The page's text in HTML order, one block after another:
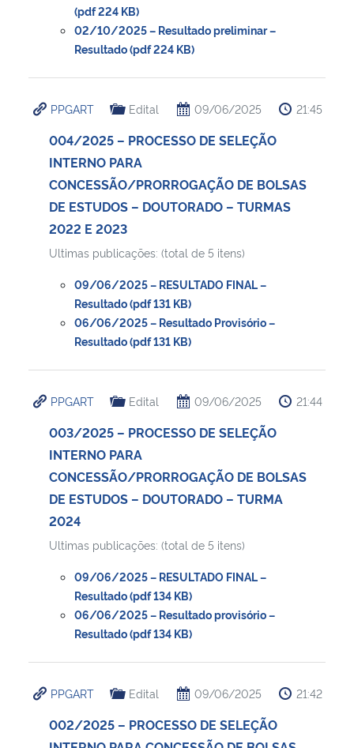
(pdf 224 KB)
02/10/2025 – Resultado preliminar –
Resultado (pdf 224 KB)
PPGART Edital 09/06/2025 21:45
004/2025 – PROCESSO DE SELEÇÃO
INTERNO PARA
CONCESSÃO/PRORROGAÇÃO DE BOLSAS
DE ESTUDOS – DOUTORADO – TURMAS
2022 E 2023
Ultimas publicações: (total de 5 itens)
09/06/2025 – RESULTADO FINAL –
Resultado (pdf 131 KB)
06/06/2025 – Resultado Provisório –
Resultado (pdf 131 KB)
PPGART Edital 09/06/2025 21:44
003/2025 – PROCESSO DE SELEÇÃO
INTERNO PARA
CONCESSÃO/PRORROGAÇÃO DE BOLSAS
DE ESTUDOS – DOUTORADO – TURMA
2024
Ultimas publicações: (total de 5 itens)
09/06/2025 – RESULTADO FINAL –
Resultado (pdf 134 KB)
06/06/2025 – Resultado provisório –
Resultado (pdf 134 KB)
PPGART Edital 09/06/2025 21:42
002/2025 – PROCESSO DE SELEÇÃO